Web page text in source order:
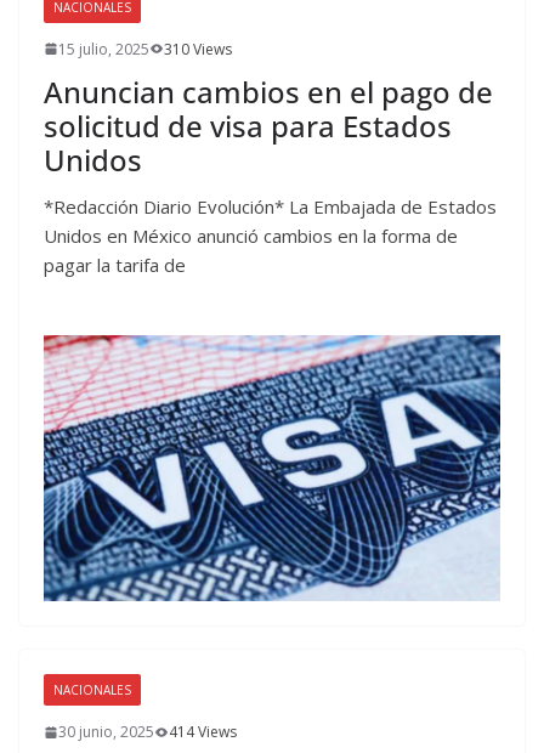
NACIONALES
15 julio, 2025 310 Views
Anuncian cambios en el pago de
solicitud de visa para Estados
Unidos
*Redacción Diario Evolución* La Embajada de Estados
Unidos en México anunció cambios en la forma de
pagar la tarifa de
NACIONALES
30 junio, 2025 414 Views